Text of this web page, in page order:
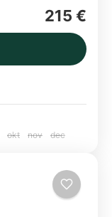
215 €
okt nov dec